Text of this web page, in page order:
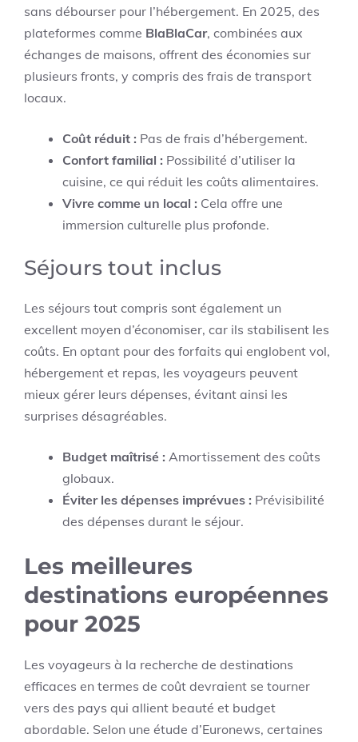
sans débourser pour l’hébergement. En 2025, des
plateformes comme BlaBlaCar, combinées aux
échanges de maisons, offrent des économies sur
plusieurs fronts, y compris des frais de transport
locaux.
Coût réduit : Pas de frais d’hébergement.
Confort familial : Possibilité d’utiliser la
cuisine, ce qui réduit les coûts alimentaires.
Vivre comme un local : Cela offre une
immersion culturelle plus profonde.
Séjours tout inclus
Les séjours tout compris sont également un
excellent moyen d’économiser, car ils stabilisent les
coûts. En optant pour des forfaits qui englobent vol,
hébergement et repas, les voyageurs peuvent
mieux gérer leurs dépenses, évitant ainsi les
surprises désagréables.
Budget maîtrisé : Amortissement des coûts
globaux.
Éviter les dépenses imprévues : Prévisibilité
des dépenses durant le séjour.
Les meilleures
destinations européennes
pour 2025
Les voyageurs à la recherche de destinations
efficaces en termes de coût devraient se tourner
vers des pays qui allient beauté et budget
abordable. Selon une étude d’Euronews, certaines